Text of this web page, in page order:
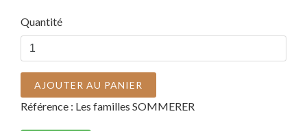
Quantité
AJOUTER AU PANIER
Référence : Les familles SOMMERER